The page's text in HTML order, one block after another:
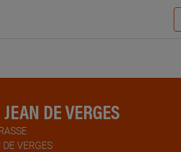
DE VERGES
VERGES